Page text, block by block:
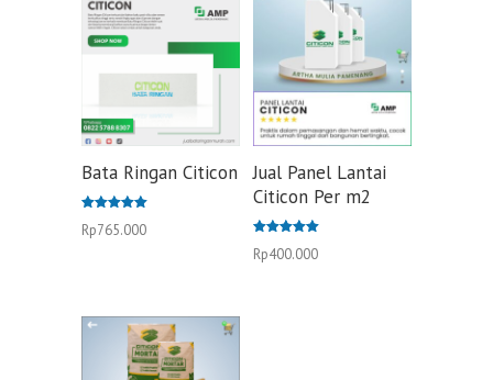
Bata Ringan Citicon
5.00
Rp765.000
Jual Panel Lantai
Citicon Per m2
5.00
Rp400.000